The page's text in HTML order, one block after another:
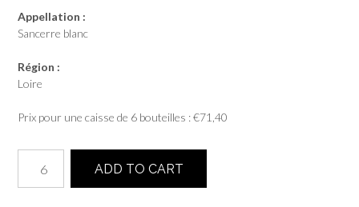
Appellation :
Sancerre blanc
Région :
Loire
Prix pour une caisse de 6 bouteilles :€71,40
Sancerre
ADD TO CART